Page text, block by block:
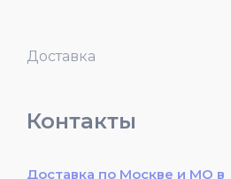
Доставка
Контакты
Доставка по Москве и МО в